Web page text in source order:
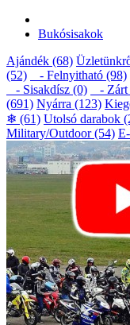
Bukósisakok
Ajándék (68)
(52)
- Felnyitható (98)
- Sisakdísz (0)
- Zárt
(691) Nyárra (123)
❄ (61) Utolsó darabok
Military/Outdoor (54)